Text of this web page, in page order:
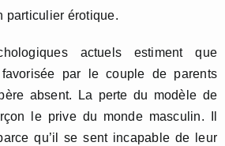
particulier érotique.
actuels estiment que
favorisée par le couple de parents
absent. La perte du modèle de
le prive du monde masculin. Il
qu’il se sent incapable de leur